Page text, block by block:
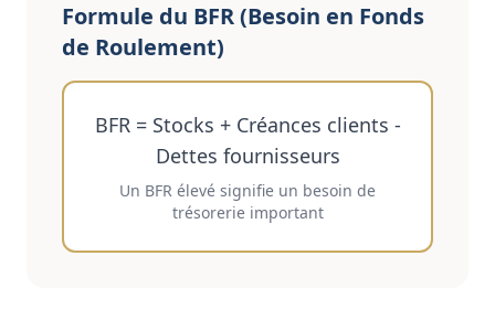
Formule du BFR (Besoin en Fonds
de Roulement)
BFR = Stocks + Créances clients -
Dettes fournisseurs
Un BFR élevé signifie un besoin de
trésorerie important